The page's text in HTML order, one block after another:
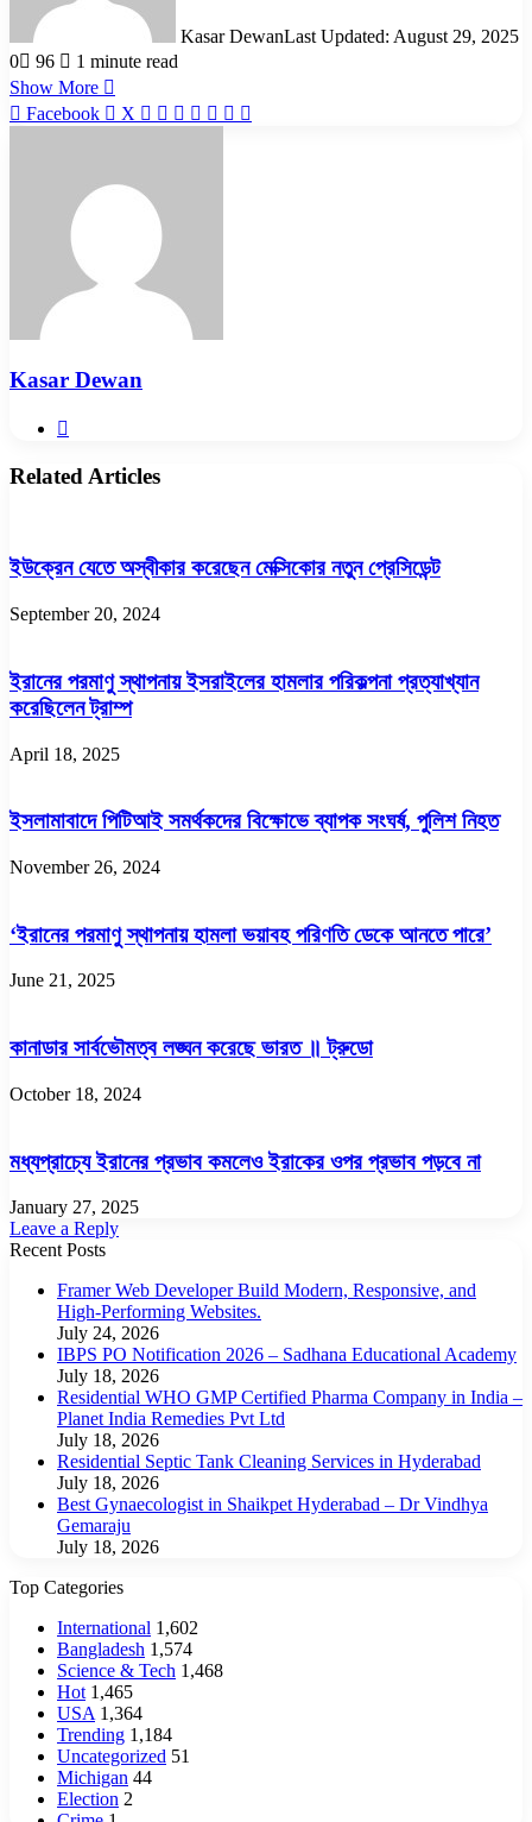
Kasar DewanLast Updated: August 29, 2025
0
96
1 minute read
Show More
Facebook
X LinkedIn
Pinterest
Reddit
WhatsApp
Telegram
Viber
Kasar Dewan
Related Articles
ইউক্রেন যেতে অস্বীকার করেছেন মেক্সিকোর নতুন প্রেসিডেন্ট
September 20, 2024
ইরানের পরমাণু স্থাপনায় ইসরাইলের হামলার পরিকল্পনা প্রত্যাখ্যান
করেছিলেন ট্রাম্প
April 18, 2025
ইসলামাবাদে পিটিআই সমর্থকদের বিক্ষোভে ব্যাপক সংঘর্ষ, পুলিশ নিহত
November 26, 2024
‘ইরানের পরমাণু স্থাপনায় হামলা ভয়াবহ পরিণতি ডেকে আনতে পারে’
June 21, 2025
কানাডার সার্বভৌমত্ব লঙ্ঘন করেছে ভারত ॥ ট্রুডো
October 18, 2024
মধ্যপ্রাচ্যে ইরানের প্রভাব কমলেও ইরাকের ওপর প্রভাব পড়বে না
January 27, 2025
Leave a Reply
Recent Posts
Framer Web Developer Build Modern, Responsive, and
High-Performing Websites.
July 24, 2026
IBPS PO Notification 2026 – Sadhana Educational Academy
July 18, 2026
Residential WHO GMP Certified Pharma Company in India –
Planet India Remedies Pvt Ltd
July 18, 2026
Residential Septic Tank Cleaning Services in Hyderabad
July 18, 2026
Best Gynaecologist in Shaikpet Hyderabad – Dr Vindhya
Gemaraju
July 18, 2026
Top Categories
International 1,602
Bangladesh 1,574
Science & Tech 1,468
Hot 1,465
USA 1,364
Trending 1,184
Uncategorized 51
Michigan 44
Election 2